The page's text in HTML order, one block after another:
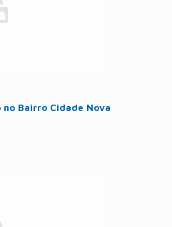
no Bairro Cidade Nova